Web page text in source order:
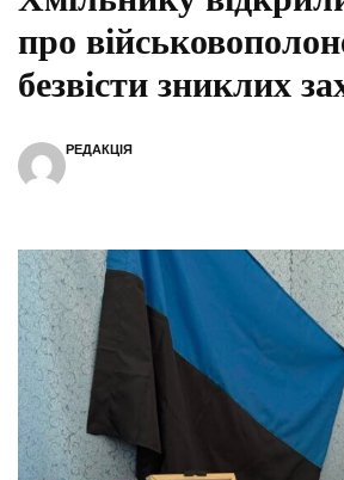
про
безвісти зниклих
РЕДАКЦІЯ